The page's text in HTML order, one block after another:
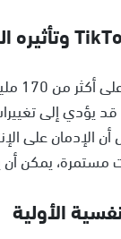
يؤدي إلى
يمكن أن
الأولية